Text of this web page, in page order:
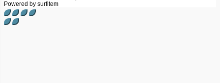
Powered by surfitem